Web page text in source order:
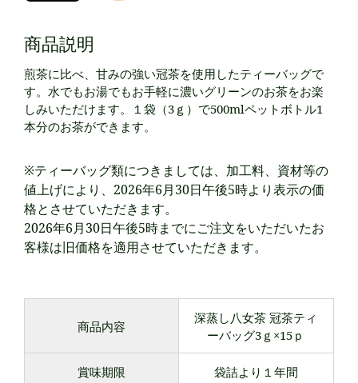
商品説明
煎茶に比べ、甘みの強い冠茶を使用したティーバッグで
す。水でもお湯でもお手軽に濃いグリーンのお茶をお楽
しみいただけます。１袋（3ｇ）で500mlペットボトル1
本分のお茶ができます。
※ティーバッグ類につきましては、加工料、資材等の
値上げにより、2026年6月30日午後5時より表示の価
格とさせていただきます。
2026年6月30日午後5時までにご注文をいただいたお
客様は旧価格を適用させていただきます。
商品内容
深蒸し八女茶 冠茶ティ
ーバッグ3ｇ×15ｐ
賞味期限 袋詰より１年間